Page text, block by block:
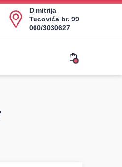
Dimitrija
Tucovića br. 99
060/3030627